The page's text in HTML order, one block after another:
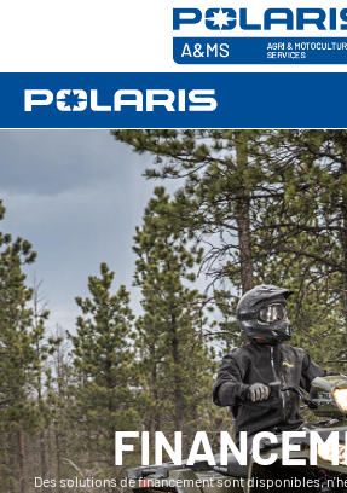
Des solutions de financement sont disponibles,